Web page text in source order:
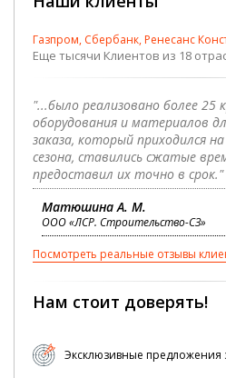
Газпром, Сбербанк, Ренесанс
Еще тысячи Клиентов из 18
"...было реализовано более 25
оборудования и материалов
заказа, который приходился
сезона, ставились сжатые
предоставил их точно в срок."
Матюшина А. М.
ООО «ЛСР. Строительство-СЗ»
Посмотреть реальные отзывы
Нам стоит доверять!
Эксклюзивные предложения